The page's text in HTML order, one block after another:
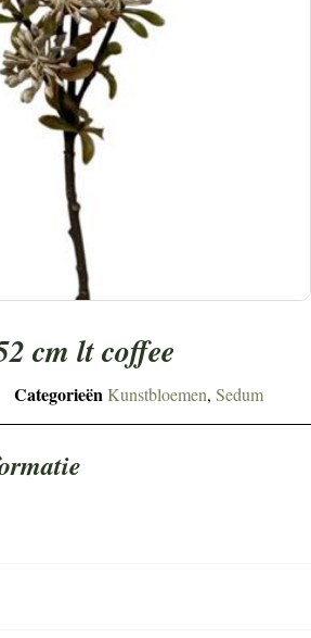
cm lt coffee
CategorieënKunstbloemen, Sedum